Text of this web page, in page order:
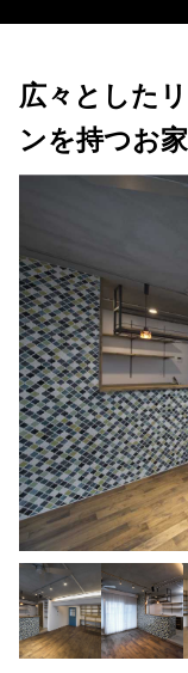
広々とした
ンを持つお家